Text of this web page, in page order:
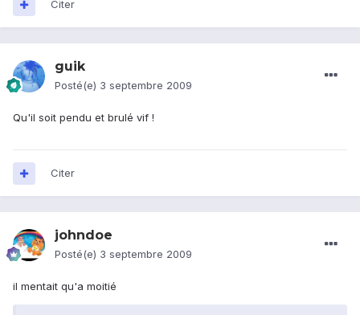
Citer
guik
Posté(e) 3 septembre 2009
Qu'il soit pendu et brulé vif !
Citer
johndoe
Posté(e) 3 septembre 2009
il mentait qu'a moitié